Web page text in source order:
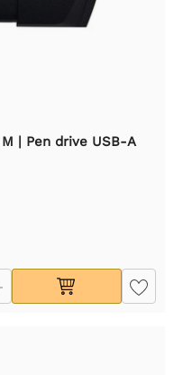
| Pen drive USB-A